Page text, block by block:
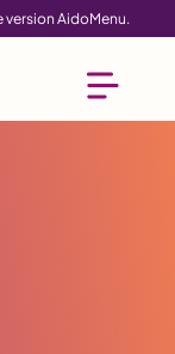
version AidoMenu.